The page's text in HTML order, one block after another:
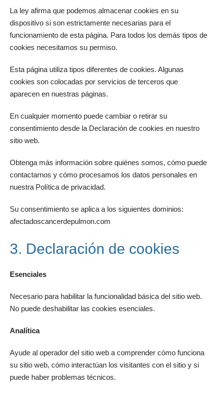
La ley afirma que podemos almacenar cookies en su
dispositivo si son estrictamente necesarias para el
funcionamiento de esta página. Para todos los demás tipos de
cookies necesitamos su permiso.
Esta página utiliza tipos diferentes de cookies. Algunas
cookies son colocadas por servicios de terceros que
aparecen en nuestras páginas.
En cualquier momento puede cambiar o retirar su
consentimiento desde la Declaración de cookies en nuestro
sitio web.
Obtenga más información sobre quiénes somos, cómo puede
contactarnos y cómo procesamos los datos personales en
nuestra Política de privacidad.
Su consentimiento se aplica a los siguientes dominios:
afectadoscancerdepulmon.com
3. Declaración de cookies
Esenciales
Necesario para habilitar la funcionalidad básica del sitio web.
No puede deshabilitar las cookies esenciales.
Analítica
Ayude al operador del sitio web a comprender cómo funciona
su sitio web, cómo interactúan los visitantes con el sitio y si
puede haber problemas técnicos.